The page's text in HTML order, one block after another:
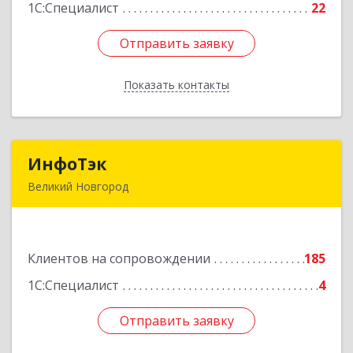
1С:Специалист
22
Отправить заявку
Показать контакты
Отправить заявку
Назад
ИнфоТэк
Великий Новгород
Клиентов на сопровождении
185
1С:Специалист
4
Отправить заявку
Подробнее
Отправить заявку